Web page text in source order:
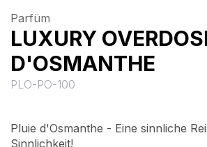
Parfüm
LUXURY
D'OSMANTHE
PLO-PO-100
Pluie d'Osmanthe - Eine sinnliche
Sinnlichkeit!